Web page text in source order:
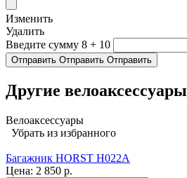
Изменить
Удалить
Введите сумму 8 + 10
Отправить Отправить Отправить
Другие велоаксессуары
Велоаксессуары
Убрать из избранного
Багажник HORST H022A
Цена: 2 850 р.